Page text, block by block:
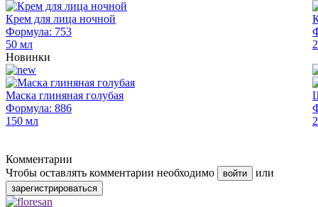
Крем для лица ночной
Формула: 753
50 мл
Новинки
Маска глиняная голубая
Формула: 886
150 мл
Комментарии
Чтобы оставлять комментарии необходимо
войти или
зарегистрироваться